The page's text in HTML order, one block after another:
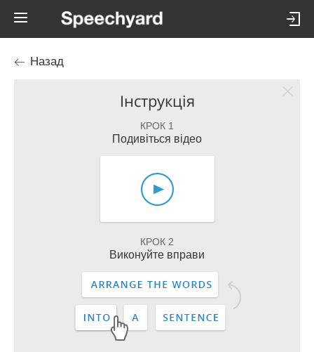
Назад
Інструкція
КРОК 1
Подивіться відео
КРОК 2
Виконуйте вправи